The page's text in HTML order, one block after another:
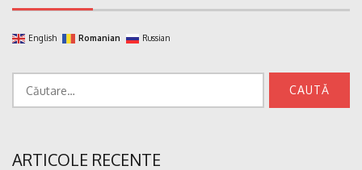
English Romanian Russian
ARTICOLE RECENTE